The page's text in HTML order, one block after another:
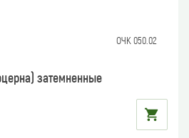
ОЧК 050.02
затемненные